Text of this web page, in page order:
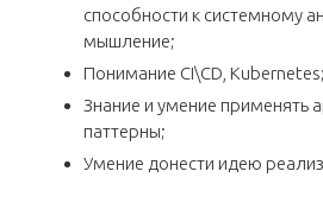
способности к системному
мышление;
Понимание CI\CD, Kubernetes;
Знание и умение применять
паттерны;
Умение донести идею